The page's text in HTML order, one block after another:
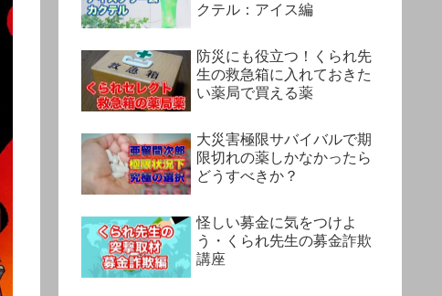
クテル：アイス編
防災にも役立つ！くられ先
生の救急箱に入れておきた
い薬局で買える薬
大災害極限サバイバルで期
限切れの薬しかなかったら
どうすべきか？
怪しい募金に気をつけよ
う・くられ先生の募金詐欺
講座